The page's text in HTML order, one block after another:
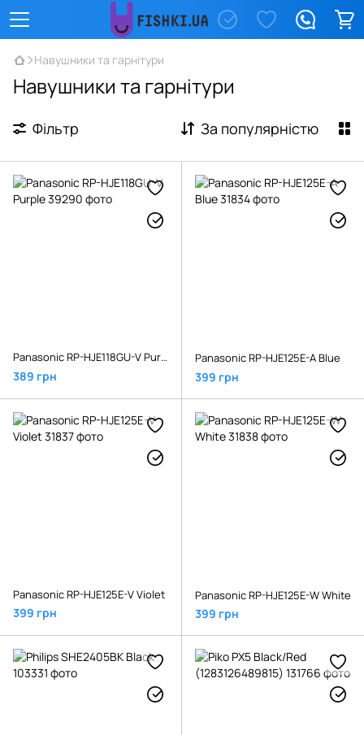
Навушники та гарнітури
Навушники та гарнітури
Фільтр За популярністю
Panasonic RP-HJE118GU-V Purple
389 грн
Panasonic RP-HJE125E-A Blue
399 грн
Panasonic RP-HJE125E-V Violet
399 грн
Panasonic RP-HJE125E-W White
399 грн